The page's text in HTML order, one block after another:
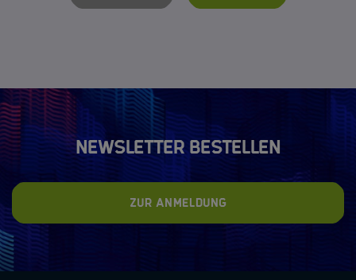
Newsletter bestellen
Zur Anmeldung